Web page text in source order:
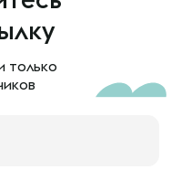
только